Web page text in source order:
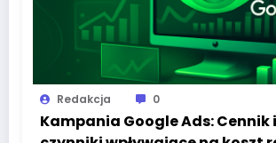
Redakcja 0
Kampania Google Ads: Cennik i